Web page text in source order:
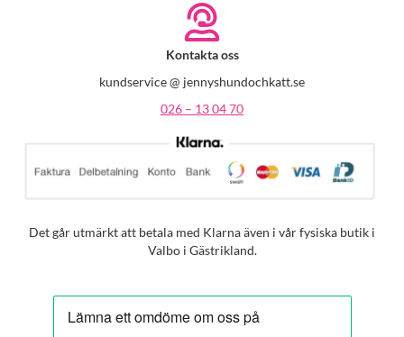
Kontakta oss
kundservice @ jennyshundochkatt.se
026 – 13 04 70
Det går utmärkt att betala med Klarna även i vår fysiska butik i
Valbo i Gästrikland.